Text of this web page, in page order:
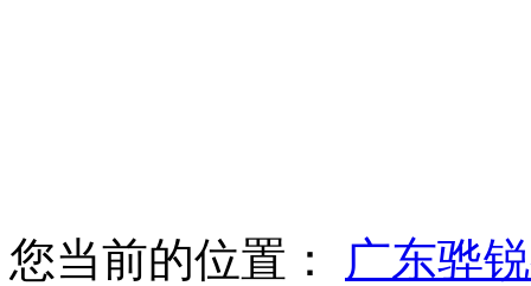
您当前的位置：
广东骅